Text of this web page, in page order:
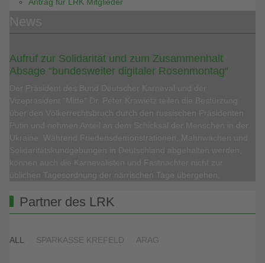
Aufruf zur Solidarität und zum Zusammenhalt
Absage “bundesweiter digitaler Rosenmontag“
Partner des LRK
ALL SPARKASSE KREFELD ARAG